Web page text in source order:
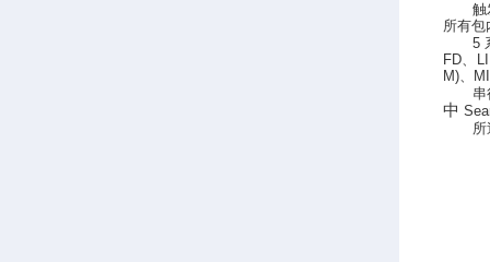
触
所有包
5
FD、
M)、
中